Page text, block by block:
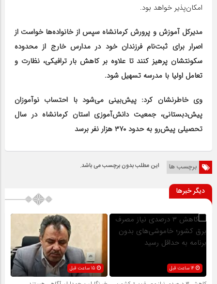
امکان‌پذیر خواهد بود.
مدیرکل آموزش و پرورش کرمانشاه سپس از خانواده‌ها خواست از
اصرار برای ثبت‌نام فرزندان خود در مدارس خارج از محدوده
سکونتشان پرهیز کنند تا علاوه بر کاهش بار ترافیکی، نظارت و
تعامل اولیا با مدرسه تسهیل شود.
وی خاطرنشان کرد: پیش‌بینی می‌شود با احتساب نوآموزان
پیش‌دبستانی، جمعیت دانش‌آموزی استان کرمانشاه در سال
تحصیلی پیش‌رو به حدود ۳۷۰ هزار نفر برسد
برچسب ها این مطلب بدون برچسب می باشد.
دیگر خبرها
14 ساعت قبل